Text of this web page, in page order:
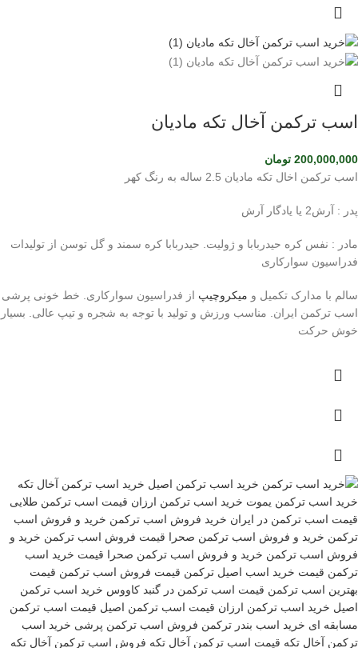
اسب ترکمن آخال تکه مادیان
200,000,000 تومان
اسب ترکمن اخال تکه مادیان 2.5 ساله به رنگ کهر
پدر : آرش2 یا یادگار آرش
مادر : نفس کره حیدربابا و ژولیت. حیدربابا کره سمند و گل توسن از تولیدات
فدراسیون سوارکاری
سالم با مدارک تکمیل و میکروچیپ از فدراسیون سوارکاری. خط خونی پرشی
اسب ترکمن ایران. مناسب ورزش و تولید با توجه به شجره و تیپ عالی. بسیار
خوش حرکت